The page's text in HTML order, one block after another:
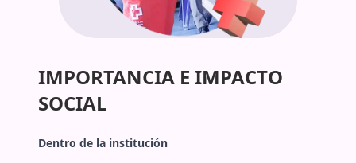
IMPORTANCIA E IMPACTO
SOCIAL
Dentro de la institución